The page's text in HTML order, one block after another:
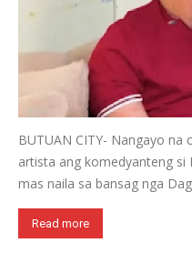
BUTUAN CITY- Nangayo na
artista ang komedyanteng si
mas naila sa bansag nga
Read more